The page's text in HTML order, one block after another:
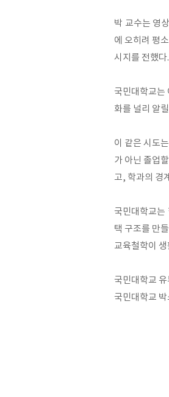
박 교수는 영
에 오히려 평
시지를 전했다.
국민대학교는
화를 널리 알
이 같은 시도
가 아닌 졸업
고, 학과의 경
국민대학교는
택 구조를 만
교육철학이
국민대학교
국민대학교